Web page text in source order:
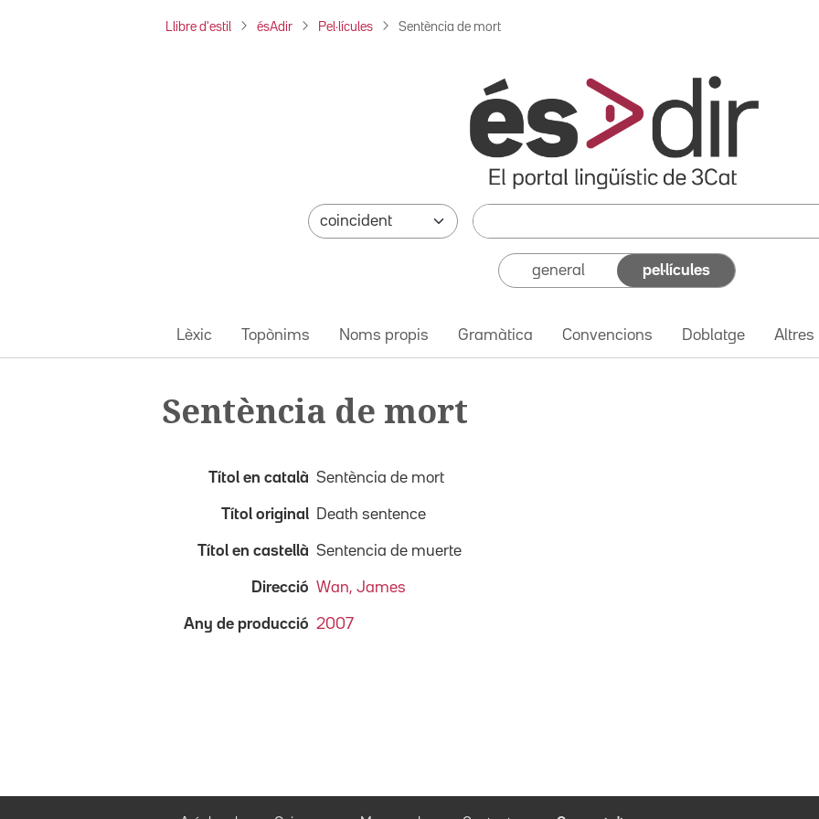
Llibre d'estil ésAdir Pel·lícules Sentència de mort
general pel·lícules
Lèxic Topònims Noms propis Gramàtica Convencions Doblatge Altres
Sentència de mort
Títol en català Sentència de mort
Títol original Death sentence
Títol en castellà Sentencia de muerte
Direcció Wan, James
Any de producció 2007